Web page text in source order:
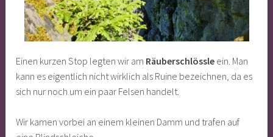
Einen kurzen Stop legten wir am Räuberschlössle ein. Man
kann es eigentlich nicht wirklich als Ruine bezeichnen, da es
sich nur noch um ein paar Felsen handelt.
Wir kamen vorbei an einem kleinen Damm und trafen auf